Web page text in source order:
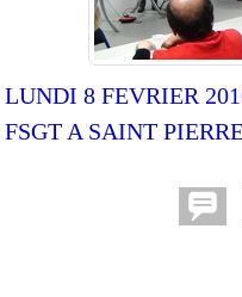
LUNDI 8 FEVRIER
FSGT A SAINT